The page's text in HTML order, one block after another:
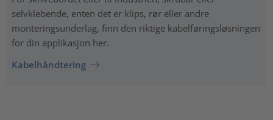
selvklebende, enten det er klips, rør eller andre
monteringsunderlag, finn den riktige kabelføringsløsningen
for din applikasjon her.
Kabelhåndtering